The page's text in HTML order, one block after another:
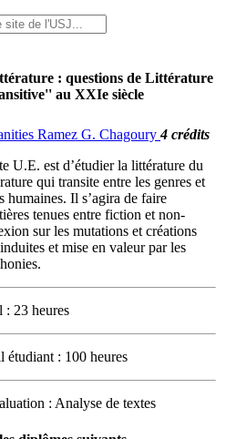
: questions de Littérature
au XXIe siècle
Ramez G. Chagoury4 crédits
U.E. est d’étudier la littérature du
qui transite entre les genres et
humaines. Il s’agira de faire
tenues entre fiction et non-
sur les mutations et créations
et mise en valeur par les
: 23 heures
étudiant : 100 heures
: Analyse de textes